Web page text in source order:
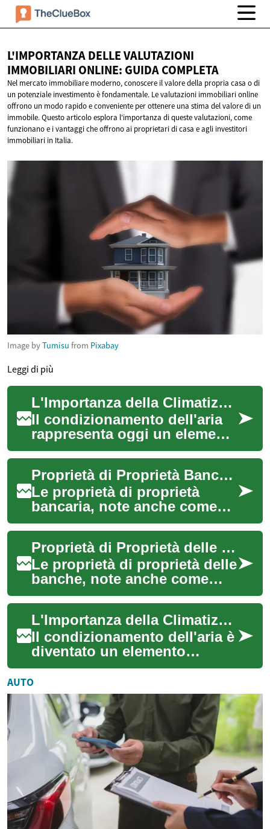
L'IMPORTANZA DELLE VALUTAZIONI
IMMOBILIARI ONLINE: GUIDA COMPLETA
Nel mercato immobiliare moderno, conoscere il valore della propria casa o di
un potenziale investimento è fondamentale. Le valutazioni immobiliari online
offrono un modo rapido e conveniente per ottenere una stima del valore di un
immobile. Questo articolo esplora l'importanza di queste valutazioni, come
funzionano e i vantaggi che offrono ai proprietari di casa e agli investitori
immobiliari in Italia.
Image byTumisu from Pixabay
Leggi di più
L'Importanza della Climatizzazione: Guida Completa al Comfort Ambientale
Il condizionamento dell'aria
rappresenta oggi un elemento
fondamentale per garantire il
benessere negli ambienti
indo...
Proprietà di Proprietà Bancaria: Una Guida Completa per gli Acquirenti Immobiliari
Le proprietà di proprietà
bancaria, note anche come
immobili pignorati o REO
(Real Estate Owned),
rappresentano un'op...
Proprietà di Proprietà delle Banche: Una Guida Completa
Le proprietà di proprietà delle
banche, note anche come
REO (Real Estate Owned),
rappresentano una
significativa oppo...
L'Importanza della Climatizzazione Moderna: Guida Completa
Il condizionamento dell'aria è
diventato un elemento
fondamentale nella vita
moderna, influenzando
significativamente...
AUTO